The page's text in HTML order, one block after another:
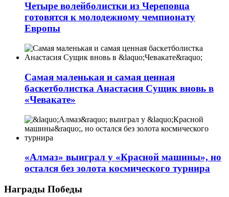
Четыре волейболистки из Череповца
готовятся к молодежному чемпионату
Европы
Самая маленькая и самая ценная
баскетболистка Анастасия Сущик вновь в
«Чевакате»
«Алмаз» выиграл у «Красной машины», но
остался без золота космического турнира
Награды Победы